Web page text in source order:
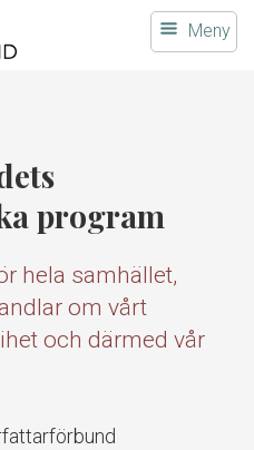
Meny
program
hela samhället,
om vårt
och därmed vår